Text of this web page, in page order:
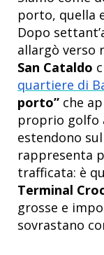
porto, quella
Dopo
allargò verso
San Cataldo
quartiere di
porto” che
proprio golfo
estendono
rappresenta
trafficata: è
Terminal
grosse e
sovrastano